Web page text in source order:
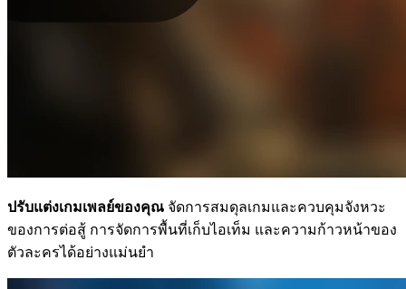
ปรับแต่งเกมเพลย์ของคุณ จัดการสมดุลเกมและควบคุมจังหวะ
ของการต่อสู้ การจัดการพื้นที่เก็บไอเท็ม และความก้าวหน้าของ
ตัวละครได้อย่างแม่นยำ